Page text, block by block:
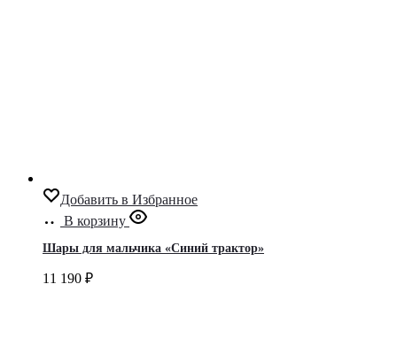
Добавить в Избранное
В корзину
Шары для мальчика «Синий трактор»
11 190 ₽